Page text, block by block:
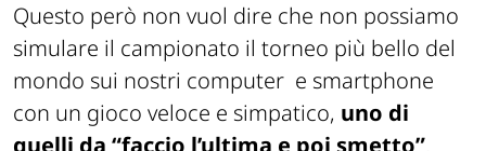
Questo però non vuol dire che non possiamo
simulare il campionato il torneo più bello del
mondo sui nostri computer e smartphone
con un gioco veloce e simpatico, uno di